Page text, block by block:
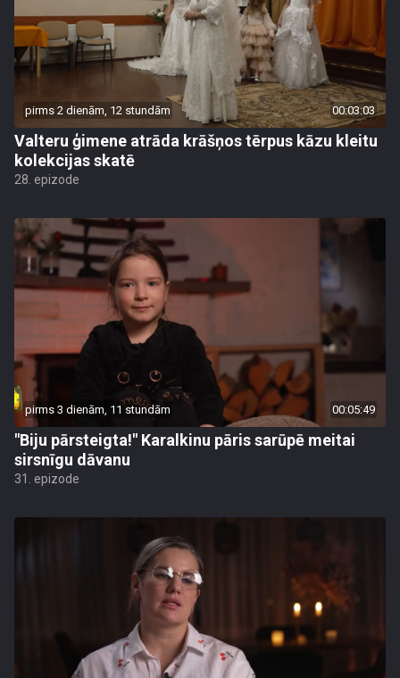
pirms 2 dienām, 12 stundām 00:03:03
Valteru ģimene atrāda krāšņos tērpus kāzu kleitu
kolekcijas skatē
28. epizode
pirms 3 dienām, 11 stundām 00:05:49
"Biju pārsteigta!" Karalkinu pāris sarūpē meitai
sirsnīgu dāvanu
31. epizode